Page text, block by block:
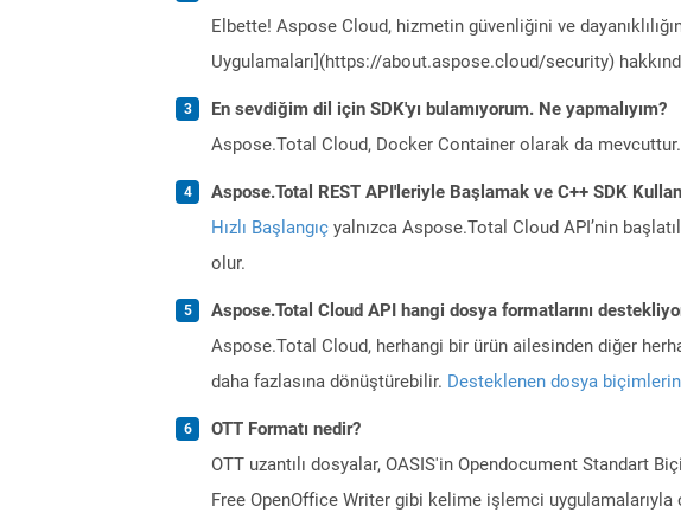
Elbette! Aspose Cloud, hizmetin güvenliğini ve
Uygulamaları](https://about.aspose.cloud/security)
En sevdiğim dil için SDK'yı bulamıyorum. Ne yapmalıyım?
Aspose.Total Cloud, Docker Container olarak da mevcuttur.
Aspose.Total REST API'leriyle Başlamak ve C++ SDK
Hızlı Başlangıç yalnızca Aspose.Total Cloud API’nin
olur.
Aspose.Total Cloud API hangi dosya formatlarını
Aspose.Total Cloud, herhangi bir ürün ailesinden diğer
daha fazlasına dönüştürebilir. Desteklenen dosya
OTT Formatı nedir?
OTT uzantılı dosyalar, OASIS'in Opendocument Standart
Free OpenOffice Writer gibi kelime işlemci